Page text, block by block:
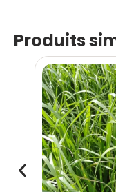
Produits